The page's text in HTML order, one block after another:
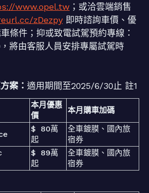
www.opel.tw ；或洽雲端銷售
zDezpy 即時諮詢車價、優
條件；抑或致電試駕預約專線：
將由客服人員安排專屬試駕時
案： 適用期間至2025/6/30止 註1
本月優惠
價
本月購車加碼
$ 80萬
起
全車鍍膜、國內旅
宿券
$ 89萬
起
全車鍍膜、國內旅
宿券